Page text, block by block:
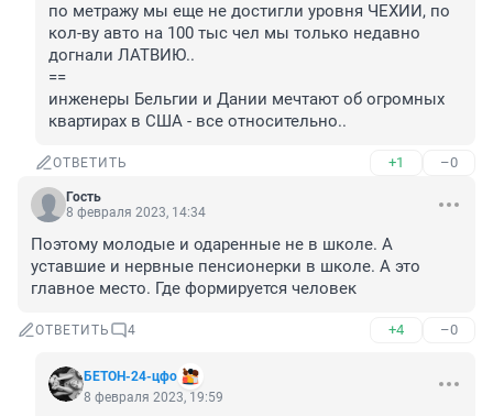
по метражу мы еще не достигли уровня ЧЕХИИ, по
кол-ву авто на 100 тыс чел мы только недавно
догнали ЛАТВИЮ..
==
инженеры Бельгии и Дании мечтают об огромных
квартирах в США - все относительно..
ОТВЕТИТЬ +1 –0
Гость
8 февраля 2023, 14:34
Поэтому молодые и одаренные не в школе. А
уставшие и нервные пенсионерки в школе. А это
главное место. Где формируется человек
ОТВЕТИТЬ 4 +4 –0
БЕТОН-24-цфо
8 февраля 2023, 19:59